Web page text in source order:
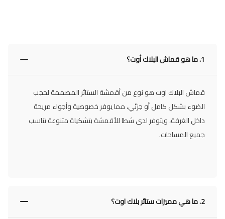
1. ما هو قماش البلاك أوت؟
قماش البلاك اوت هو نوع من أقمشة الستائر المصممة لحجب
الضوء بشكل كامل أو جزئي، مما يوفر خصوصية وأجواء مريحة
داخل الغرفة، ويتوفر لدى شطا للأقمشة بتشكيلة متنوعة تناسب
جميع المساحات.
2. ما هي مميزات ستائر بلاك اوت؟